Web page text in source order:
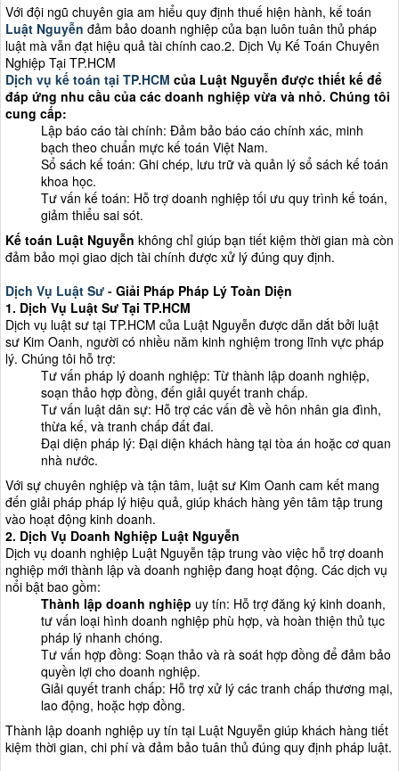
Với đội ngũ chuyên gia am hiểu quy định thuế hiện hành, kế toán
Luật Nguyễn đảm bảo doanh nghiệp của bạn luôn tuân thủ pháp
luật mà vẫn đạt hiệu quả tài chính cao.2. Dịch Vụ Kế Toán Chuyên
Nghiệp Tại TP.HCM
Dịch vụ kế toán tại TP.HCM của Luật Nguyễn được thiết kế để
đáp ứng nhu cầu của các doanh nghiệp vừa và nhỏ. Chúng tôi
cung cấp:
Lập báo cáo tài chính: Đảm bảo báo cáo chính xác, minh
bạch theo chuẩn mực kế toán Việt Nam.
Sổ sách kế toán: Ghi chép, lưu trữ và quản lý sổ sách kế toán
khoa học.
Tư vấn kế toán: Hỗ trợ doanh nghiệp tối ưu quy trình kế toán,
giảm thiểu sai sót.
Kế toán Luật Nguyễn không chỉ giúp bạn tiết kiệm thời gian mà còn
đảm bảo mọi giao dịch tài chính được xử lý đúng quy định.
Dịch Vụ Luật Sư - Giải Pháp Pháp Lý Toàn Diện
1. Dịch Vụ Luật Sư Tại TP.HCM
Dịch vụ luật sư tại TP.HCM của Luật Nguyễn được dẫn dắt bởi luật
sư Kim Oanh, người có nhiều năm kinh nghiệm trong lĩnh vực pháp
lý. Chúng tôi hỗ trợ:
Tư vấn pháp lý doanh nghiệp: Từ thành lập doanh nghiệp,
soạn thảo hợp đồng, đến giải quyết tranh chấp.
Tư vấn luật dân sự: Hỗ trợ các vấn đề về hôn nhân gia đình,
thừa kế, và tranh chấp đất đai.
Đại diện pháp lý: Đại diện khách hàng tại tòa án hoặc cơ quan
nhà nước.
Với sự chuyên nghiệp và tận tâm, luật sư Kim Oanh cam kết mang
đến giải pháp pháp lý hiệu quả, giúp khách hàng yên tâm tập trung
vào hoạt động kinh doanh.
2. Dịch Vụ Doanh Nghiệp Luật Nguyễn
Dịch vụ doanh nghiệp Luật Nguyễn tập trung vào việc hỗ trợ doanh
nghiệp mới thành lập và doanh nghiệp đang hoạt động. Các dịch vụ
nổi bật bao gồm:
Thành lập doanh nghiệp uy tín: Hỗ trợ đăng ký kinh doanh,
tư vấn loại hình doanh nghiệp phù hợp, và hoàn thiện thủ tục
pháp lý nhanh chóng.
Tư vấn hợp đồng: Soạn thảo và rà soát hợp đồng để đảm bảo
quyền lợi cho doanh nghiệp.
Giải quyết tranh chấp: Hỗ trợ xử lý các tranh chấp thương mại,
lao động, hoặc hợp đồng.
Thành lập doanh nghiệp uy tín tại Luật Nguyễn giúp khách hàng tiết
kiệm thời gian, chi phí và đảm bảo tuân thủ đúng quy định pháp luật.